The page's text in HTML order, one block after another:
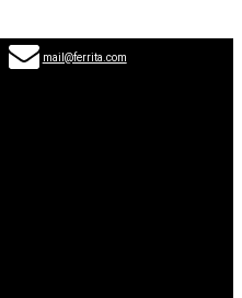
mail@ferrita.com